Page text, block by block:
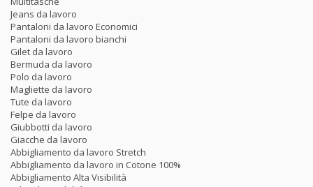
Jeans da lavoro
Pantaloni da lavoro Economici
Pantaloni da lavoro bianchi
Gilet da lavoro
Bermuda da lavoro
Polo da lavoro
Magliette da lavoro
Tute da lavoro
Felpe da lavoro
Giubbotti da lavoro
Giacche da lavoro
Abbigliamento da lavoro Stretch
Abbigliamento da lavoro in Cotone 100%
Abbigliamento Alta Visibilità